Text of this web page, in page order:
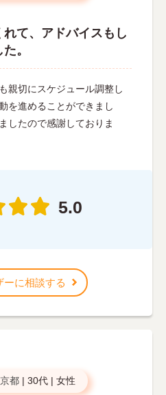
て、アドバイスもし
。
親切にスケジュール調整し
を進めることができまし
したので感謝しておりま
5.0
ーに相談する
都 | 30代 | 女性